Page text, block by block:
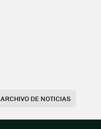
ARCHIVO DE NOTICIAS